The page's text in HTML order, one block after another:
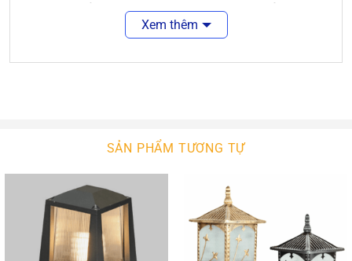
vực cụ thể như hàng rào, lối đi sân vườn, cổng nhà,
cột hiên ngoài trời…
còn đem lại tính thẩm mỹ cho không gian nó hiện
màu sắc và hoa văn rất sang trọng.
kiện thời tiết ngoài trời nên thích hợp sử dụng cho
cổng ra vào, ban công, tường sân vườn.
-Ánh sáng ấp áp từ bóng LED chất lượng cao sẽ
mang đến cho bạn một không gian sống thật tiện
Xem thêm
SẢN PHẨM TƯƠNG TỰ